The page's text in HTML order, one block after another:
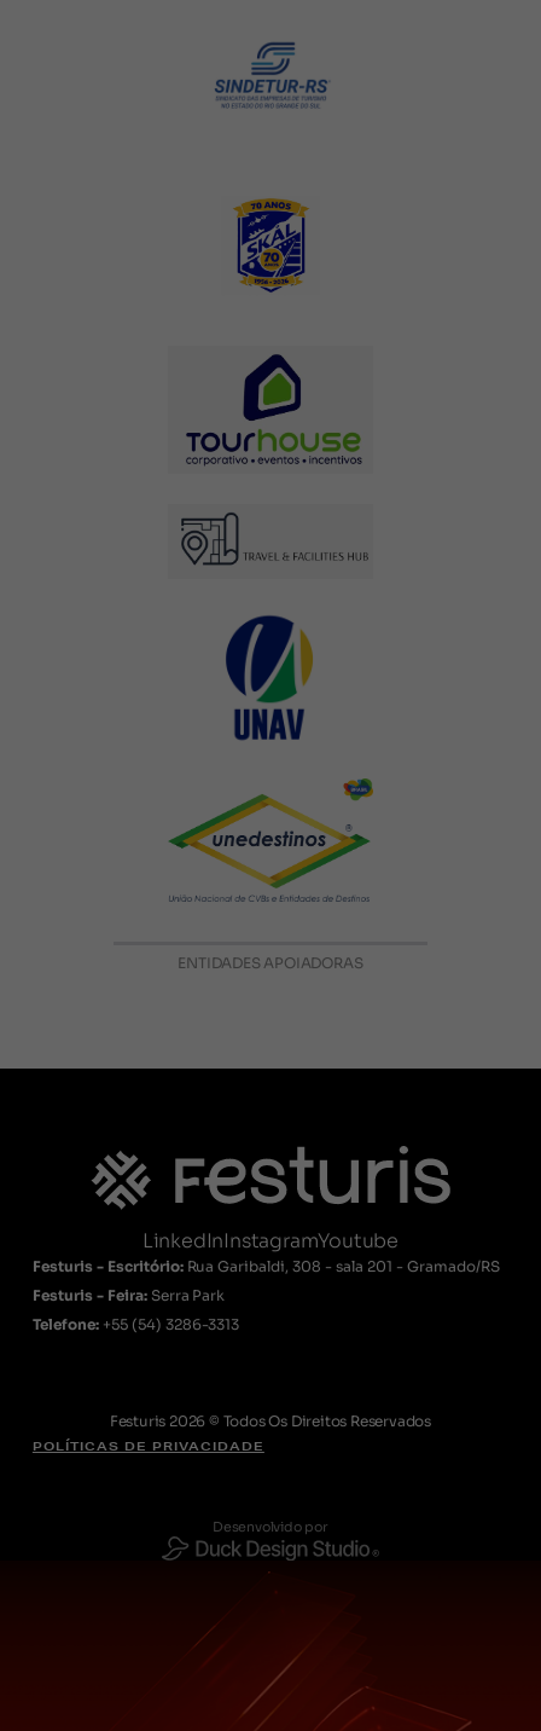
ENTIDADES APOIADORAS
LinkedInInstagramYoutube
Festuris - Escritório: Rua Garibaldi, 308 - sala 201 - Gramado/RS
Festuris - Feira: Serra Park
Telefone: +55 (54) 3286-3313
Festuris 2026 © Todos Os Direitos Reservados
POLÍTICAS DE PRIVACIDADE
Desenvolvido por